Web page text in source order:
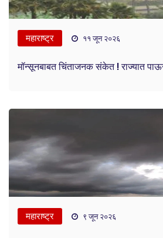
महाराष्ट्र ११ जून २०२६
मॉन्सूनबाबत चिंताजनक संकेत ! राज्यात
महाराष्ट्र ९ जून २०२६